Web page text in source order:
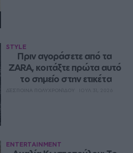
STYLE
Πριν αγοράσετε από τα
ZARA, κοιτάξτε πρώτα αυτό
το σημείο στην ετικέτα
ENTERTAINMENT